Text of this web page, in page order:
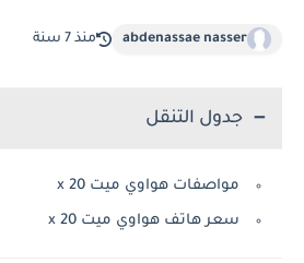
abdenassae nasser منذ 7 سنة
جدول التنقل
مواصفات هواوي ميت 20 x
سعر هاتف هواوي ميت 20 x